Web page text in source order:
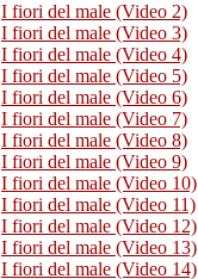
I fiori del male (Video 2)
I fiori del male (Video 3)
I fiori del male (Video 4)
I fiori del male (Video 5)
I fiori del male (Video 6)
I fiori del male (Video 7)
I fiori del male (Video 8)
I fiori del male (Video 9)
I fiori del male (Video 10)
I fiori del male (Video 11)
I fiori del male (Video 12)
I fiori del male (Video 13)
I fiori del male (Video 14)